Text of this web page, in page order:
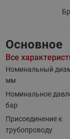
Основное
Все
Номинальный
мм
Номинальное
бар
Присоединение к
трубопроводу